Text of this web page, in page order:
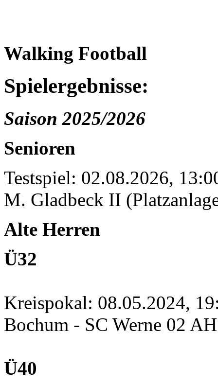
Walking Football
Spielergebnisse:
Saison 2025/2026
Senioren
Testspiel: 02.08.2026,
M. Gladbeck II
Alte Herren
Ü32
Kreispokal: 08.05.2024,
Bochum - SC Werne 02
Ü40